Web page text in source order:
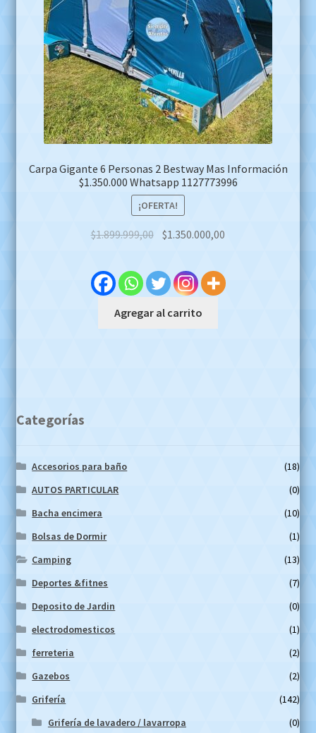
Carpa Gigante 6 Personas 2 Bestway Mas Información
$1.350.000 Whatsapp 1127773996
¡OFERTA!
$1.899.999,00 Original
was:
$1.899.999,00.
$1.350.000,00
$1.350.000,00.
Agregar al carrito
Categorías
Accesorios para baño
(18)
AUTOS PARTICULAR
(0)
Bacha encimera
(10)
Bolsas de Dormir
(1)
Camping
(13)
Deportes &fitnes
(7)
Deposito de Jardin
(0)
electrodomesticos
(1)
ferreteria
(2)
Gazebos
(2)
Grifería
(142)
Grifería de lavadero / lavarropa
(0)